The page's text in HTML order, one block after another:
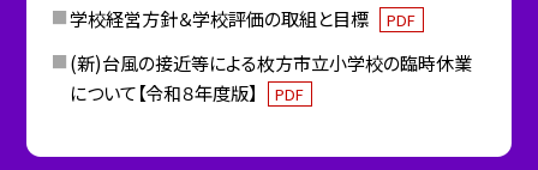
学校経営方針＆学校評価の取組と目標 PDF
(新)台風の接近等による枚方市立小学校の臨時休業
について【令和８年度版】
PDF